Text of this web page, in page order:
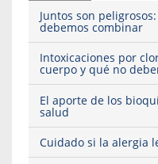
Juntos son
debemos combinar
Intoxicaciones por
cuerpo y qué no
El aporte de los
salud
Cuidado si la alergia